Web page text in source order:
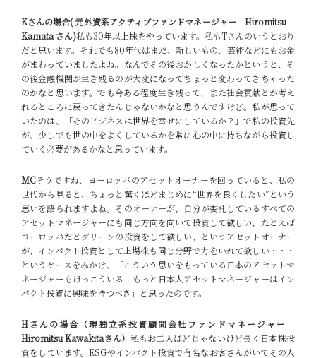
Kさんの場合( 元外資系アクティブファンドマネージャー Hiromitsu
Kamata さん)私も30年以上株をやっています。私もTさんのいうとおり
だと思います。それでも80年代はまだ、新しいもの、芸術などにもお金
がまわっていましたよね。なんでその後おかしくなったかというと、そ
の後金融機関が生き残るのが大変になってちょっと変わってきちゃった
のかなと思います。でも今ある程度生き残って、また社会貢献とか考え
れるところに戻ってきたんじゃないかなと思うんですけど。私が思って
いたのは、「そのビジネスは世界を幸せにしているか？」で私の投資先
が、少しでも世の中をよくしているかを常に心の中に持ちながら投資し
ていく必要があるかなと思っています。
MCそうですね、ヨーロッパのアセットオーナーを回っていると、私の
世代から見ると、ちょっと驚くほどまじめに“世界を良くしたい”という
思いを語られますよね。そのオーナーが、自分が委託しているすべての
アセットマネージャーにも同じ方向を向いて投資して欲しい、たとえば
ヨーロッパだとグリーンの投資をして欲しい、というアセットオーナー
が、インパクト投資として上場株も同じ分野で力をいれて欲しい・・・
というケースをみかけ、「こういう思いをもっている日本のアセットマ
ネージャーもけっこういる！もっと日本人アセットマネージャーはイン
パクト投資に興味を持つべき」と思ったのです。
Hさんの場合（現独立系投資顧問会社ファンドマネージャー
Hiromitsu Kawakitaさん） 私もお二人ほどじゃないけど長く日本株投
資をしています。ESGやインパクト投資で有名なお客さんがいてその人